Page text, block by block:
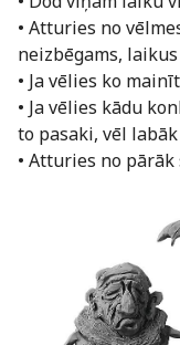
• Atturies no
neizbēgams,
• Ja vēlies ko
• Ja vēlies kādu
to pasaki, vēl
• Atturies no